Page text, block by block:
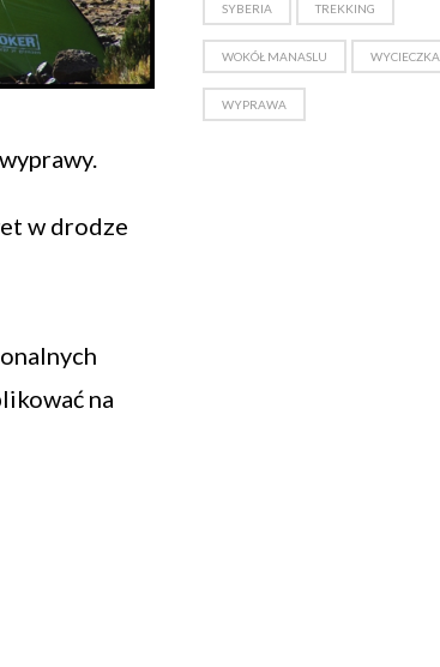
w drodze
na
SYBERIA TREKKING
WOKÓŁ MANASLU WYCIECZKA
WYPRAWA